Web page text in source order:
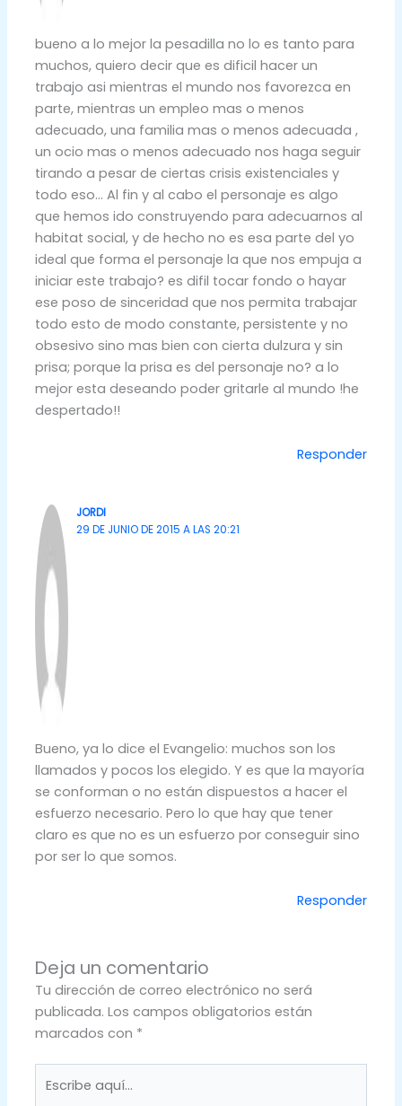
bueno a lo mejor la pesadilla no lo es tanto para
muchos, quiero decir que es dificil hacer un
trabajo asi mientras el mundo nos favorezca en
parte, mientras un empleo mas o menos
adecuado, una familia mas o menos adecuada ,
un ocio mas o menos adecuado nos haga seguir
tirando a pesar de ciertas crisis existenciales y
todo eso… Al fin y al cabo el personaje es algo
que hemos ido construyendo para adecuarnos al
habitat social, y de hecho no es esa parte del yo
ideal que forma el personaje la que nos empuja a
iniciar este trabajo? es difil tocar fondo o hayar
ese poso de sinceridad que nos permita trabajar
todo esto de modo constante, persistente y no
obsesivo sino mas bien con cierta dulzura y sin
prisa; porque la prisa es del personaje no? a lo
mejor esta deseando poder gritarle al mundo !he
despertado!!
Responder
JORDI
29 DE JUNIO DE 2015 A LAS 20:21
Bueno, ya lo dice el Evangelio: muchos son los
llamados y pocos los elegido. Y es que la mayoría
se conforman o no están dispuestos a hacer el
esfuerzo necesario. Pero lo que hay que tener
claro es que no es un esfuerzo por conseguir sino
por ser lo que somos.
Responder
Deja un comentario
Tu dirección de correo electrónico no será
publicada. Los campos obligatorios están
marcados con *
aquí...